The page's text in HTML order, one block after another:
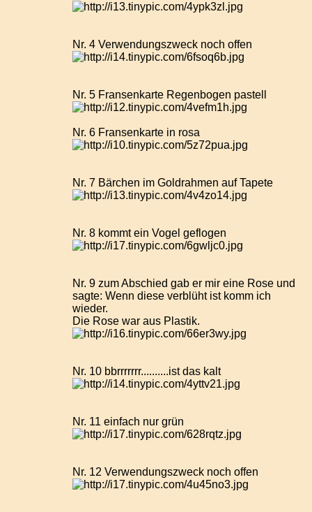
Nr. 4 Verwendungszweck noch offen
Nr. 5 Fransenkarte Regenbogen pastell
Nr. 6 Fransenkarte in rosa
Nr. 7 Bärchen im Goldrahmen auf Tapete
Nr. 8 kommt ein Vogel geflogen
Nr. 9 zum Abschied gab er mir eine Rose und
sagte: Wenn diese verblüht ist komm ich
wieder.
Die Rose war aus Plastik.
Nr. 10 bbrrrrrrr..........ist das kalt
Nr. 11 einfach nur grün
Nr. 12 Verwendungszweck noch offen